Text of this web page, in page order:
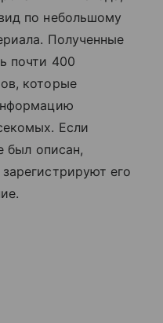
по небольшому
Полученные
почти 400
которые
Если
был описан,
его